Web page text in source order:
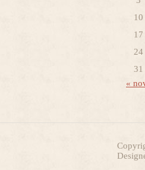
10
17
24
31
«